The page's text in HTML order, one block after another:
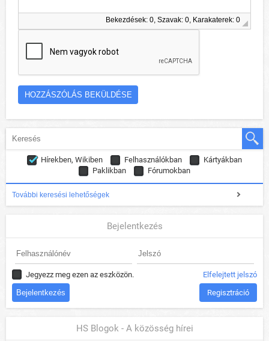
Bekezdések: 0, Szavak: 0, Karakaterek: 0
Hírekben, Wikiben Felhasználókban
Kártyákban
Paklikban
Fórumokban
További keresési lehetőségek
Bejelentkezés
Jegyezz meg ezen az eszközön. Elfelejtett jelszó
Regisztráció
HS Blogok - A közösség hírei